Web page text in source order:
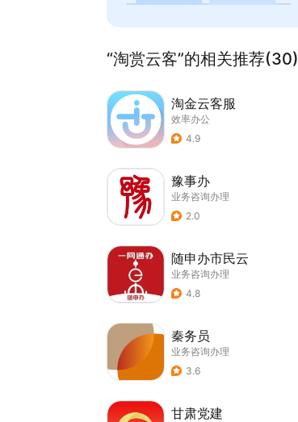
“淘赏云客”的相关推荐(30)
淘金云客服
效率办公
4.9
豫事办
业务咨询办理
2.0
随申办市民云
业务咨询办理
4.8
秦务员
业务咨询办理
3.6
甘肃党建